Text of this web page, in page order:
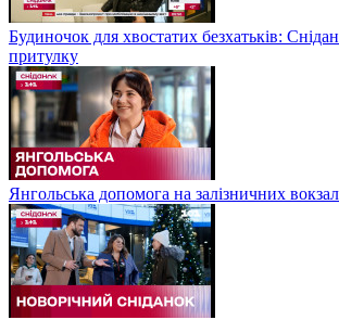
Будиночок для хвостатих безхатьків:
притулку
Янгольська допомога на залізничних